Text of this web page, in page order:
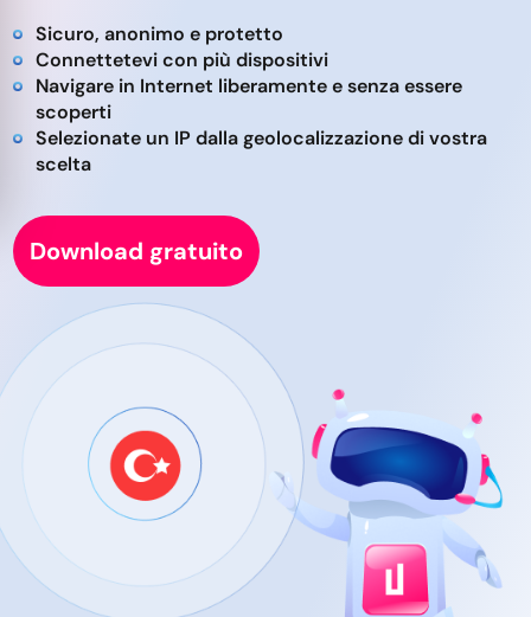
Sicuro, anonimo e protetto
Connettetevi con più dispositivi
Navigare in Internet liberamente e senza essere
scoperti
Selezionate un IP dalla geolocalizzazione di vostra
scelta
Download gratuito